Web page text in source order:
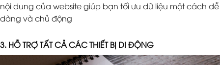
nội dung của website giúp bạn tối ưu dữ liệu một cách dễ
dàng và chủ động
3. HỖ TRỢ TẤT CẢ CÁC THIẾT BỊ DI ĐỘNG